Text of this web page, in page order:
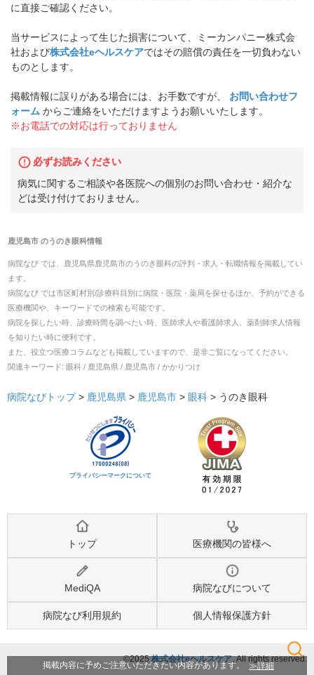
検索
に直接ご確認ください。
当サービスによって生じた損害について、ミーカンパニー株式会
社および株式会社eヘルスケアではその賠償の責任を一切負わない
ものとします。
掲載情報に誤りがある場合には、お手数ですが、
お問い合わせフ
ォーム からご連絡をいただけますようお願いいたします。
※お電話での対応は行っておりません
必ずお読みください
病気に関するご相談や各医院への個別のお問い合わせ・紹介な
どは受け付けておりません。
鹿児島市のうのき眼科情報
病院なび では、 鹿児島県鹿児島市のうのき眼科の評判・求人・転職情報を掲載してい
ます。
病院なび では市区町村別/診療科目別に病院・医院・薬局を探せるほか、予約ができる
医療機関や、キーワードでの検索も可能です。
病院を探したい時、診療時間を調べたい時、医師求人や看護師求人、薬剤師求人情報
を知りたい時に便利です。
また、役立つ医療コラムなども掲載していますので、是非ご覧になってください。
関連キーワード: 眼科 / 鹿児島県 / 鹿児島市 / かかりつけ
掲載内容に予めご注意いただきたい内容があります。 詳細
病院なびトップ > 鹿児島県 > 鹿児島市 > 眼科 > うのき眼科
プライバシーマークについて
トップ 医療機関の皆様へ
MediQA 病院なびについて
病院なび利用規約 個人情報保護方針
©2025 株式会社eヘルスケア, All rights reserved.